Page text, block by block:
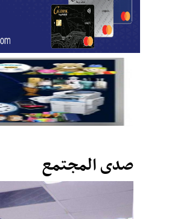
صدى المجتمع